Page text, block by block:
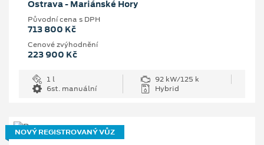
Ostrava - Mariánské Hory
Původní cena s DPH
713 800 Kč
Cenové zvýhodnění
223 900 Kč
1 l
92 kW/125 k
6st. manuální
Hybrid
NOVÝ REGISTROVANÝ VŮZ